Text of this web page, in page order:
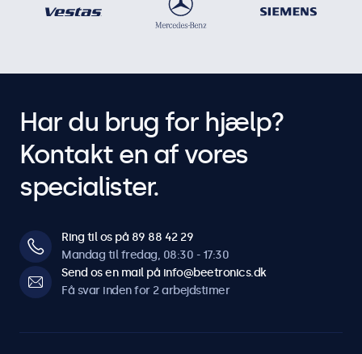
Har du brug for hjælp?
Kontakt en af vores
specialister.
Ring til os på 89 88 42 29
Mandag til fredag, 08:30 - 17:30
Send os en mail på info@beetronics.dk
Få svar inden for 2 arbejdstimer